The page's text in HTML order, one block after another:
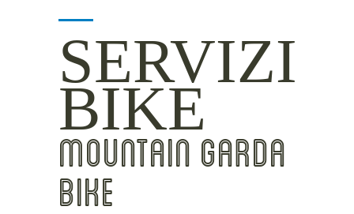
SERVIZI
BIKE
MOUNTAIN GARDA
BIKE